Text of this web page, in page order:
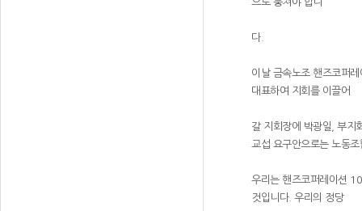
다.
이날 금속노조 핸즈코퍼
대표하여 지회를 이끌어
갈 지회장에 박광일, 부지
교섭 요구안으로는 노동
우리는 핸즈코퍼레이션
것입니다. 우리의 정당